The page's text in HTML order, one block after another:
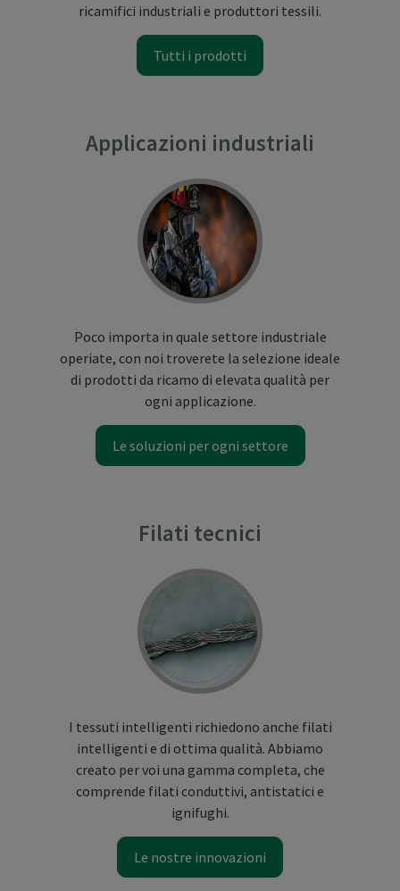
ricamifici industriali e produttori tessili.
Tutti i prodotti
Applicazioni industriali
Poco importa in quale settore industriale
operiate, con noi troverete la selezione ideale
di prodotti da ricamo di elevata qualità per
ogni applicazione.
Le soluzioni per ogni settore
Filati tecnici
I tessuti intelligenti richiedono anche filati
intelligenti e di ottima qualità. Abbiamo
creato per voi una gamma completa, che
comprende filati conduttivi, antistatici e
ignifughi.
Le nostre innovazioni